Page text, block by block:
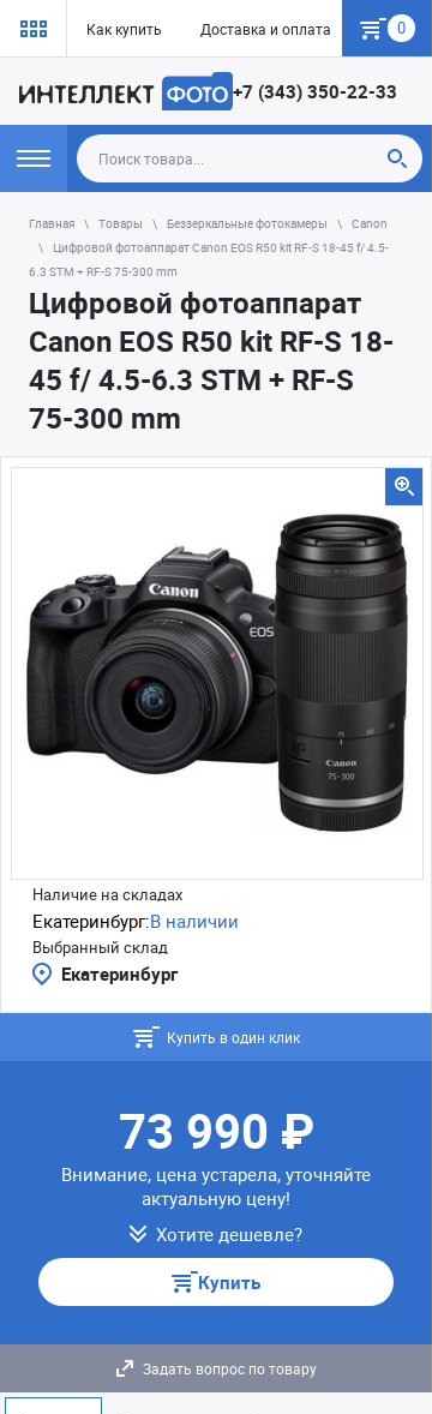
Как купить Доставка и оплата Гарантия
0
+7 (343) 350-22-33
Главная Товары Беззеркальные фотокамеры
Canon
Цифровой фотоаппарат Canon EOS R50 kit RF-S 18-45 f/ 4.5-
6.3 STM + RF-S 75-300 mm
Цифровой фотоаппарат
Canon EOS R50 kit RF-S 18-
45 f/ 4.5-6.3 STM + RF-S
75-300 mm
Наличие на складах
Екатеринбург:В наличии
Выбранный склад
Екатеринбург
Купить в один клик
73 990 ₽
Внимание, цена устарела, уточняйте
актуальную цену!
Хотите дешевле?
Купить
Задать вопрос по товару